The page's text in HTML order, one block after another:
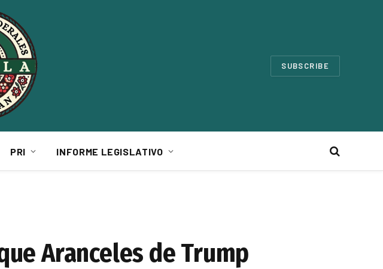
SUBSCRIBE
PRI INFORME LEGISLATIVO
Aranceles de Trump